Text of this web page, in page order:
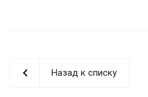
Назад к списку